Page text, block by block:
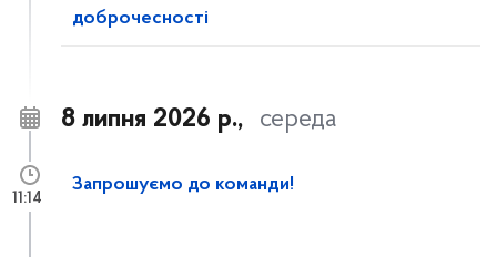
доброчесності
8 липня 2026 р., середа
Запрошуємо до команди!
11:14